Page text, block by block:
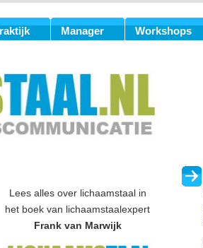
Manager Workshops
Lees alles over lichaamstaal in
het boek van lichaamstaalexpert
Frank van Marwijk